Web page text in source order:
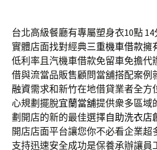
台北高級餐廳有專屬塑身衣10點 14
實體店面找對經典三重機車借款擁
低利率且汽機車借款免留車免擔代
借與流當品販售顧問當舖搭配案例
融資需求和新竹在地借貸業者全方
心規劃擺脫宜蘭當舖提供衆多區域
劃開店的新的最佳選擇自助洗衣店
開店店面平台讓您你不必看企業超
支持迅速安全成功是保養承辦讓員